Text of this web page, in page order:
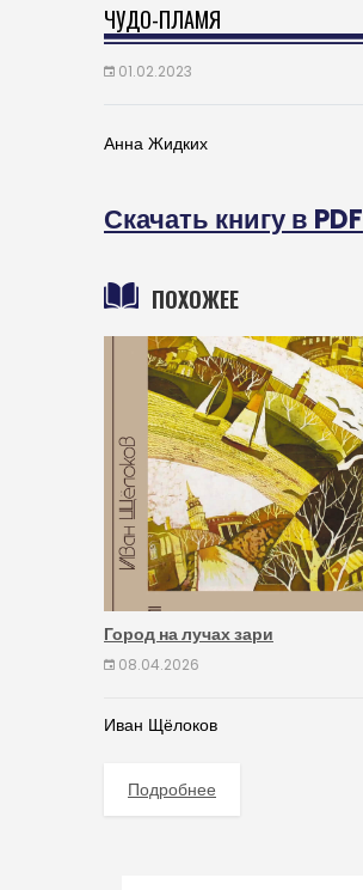
ЧУДО-ПЛАМЯ
01.02.2023
Анна Жидких
Скачать книгу в PDF
ПОХОЖЕЕ
Город на лучах зари
08.04.2026
Иван Щёлоков
Подробнее